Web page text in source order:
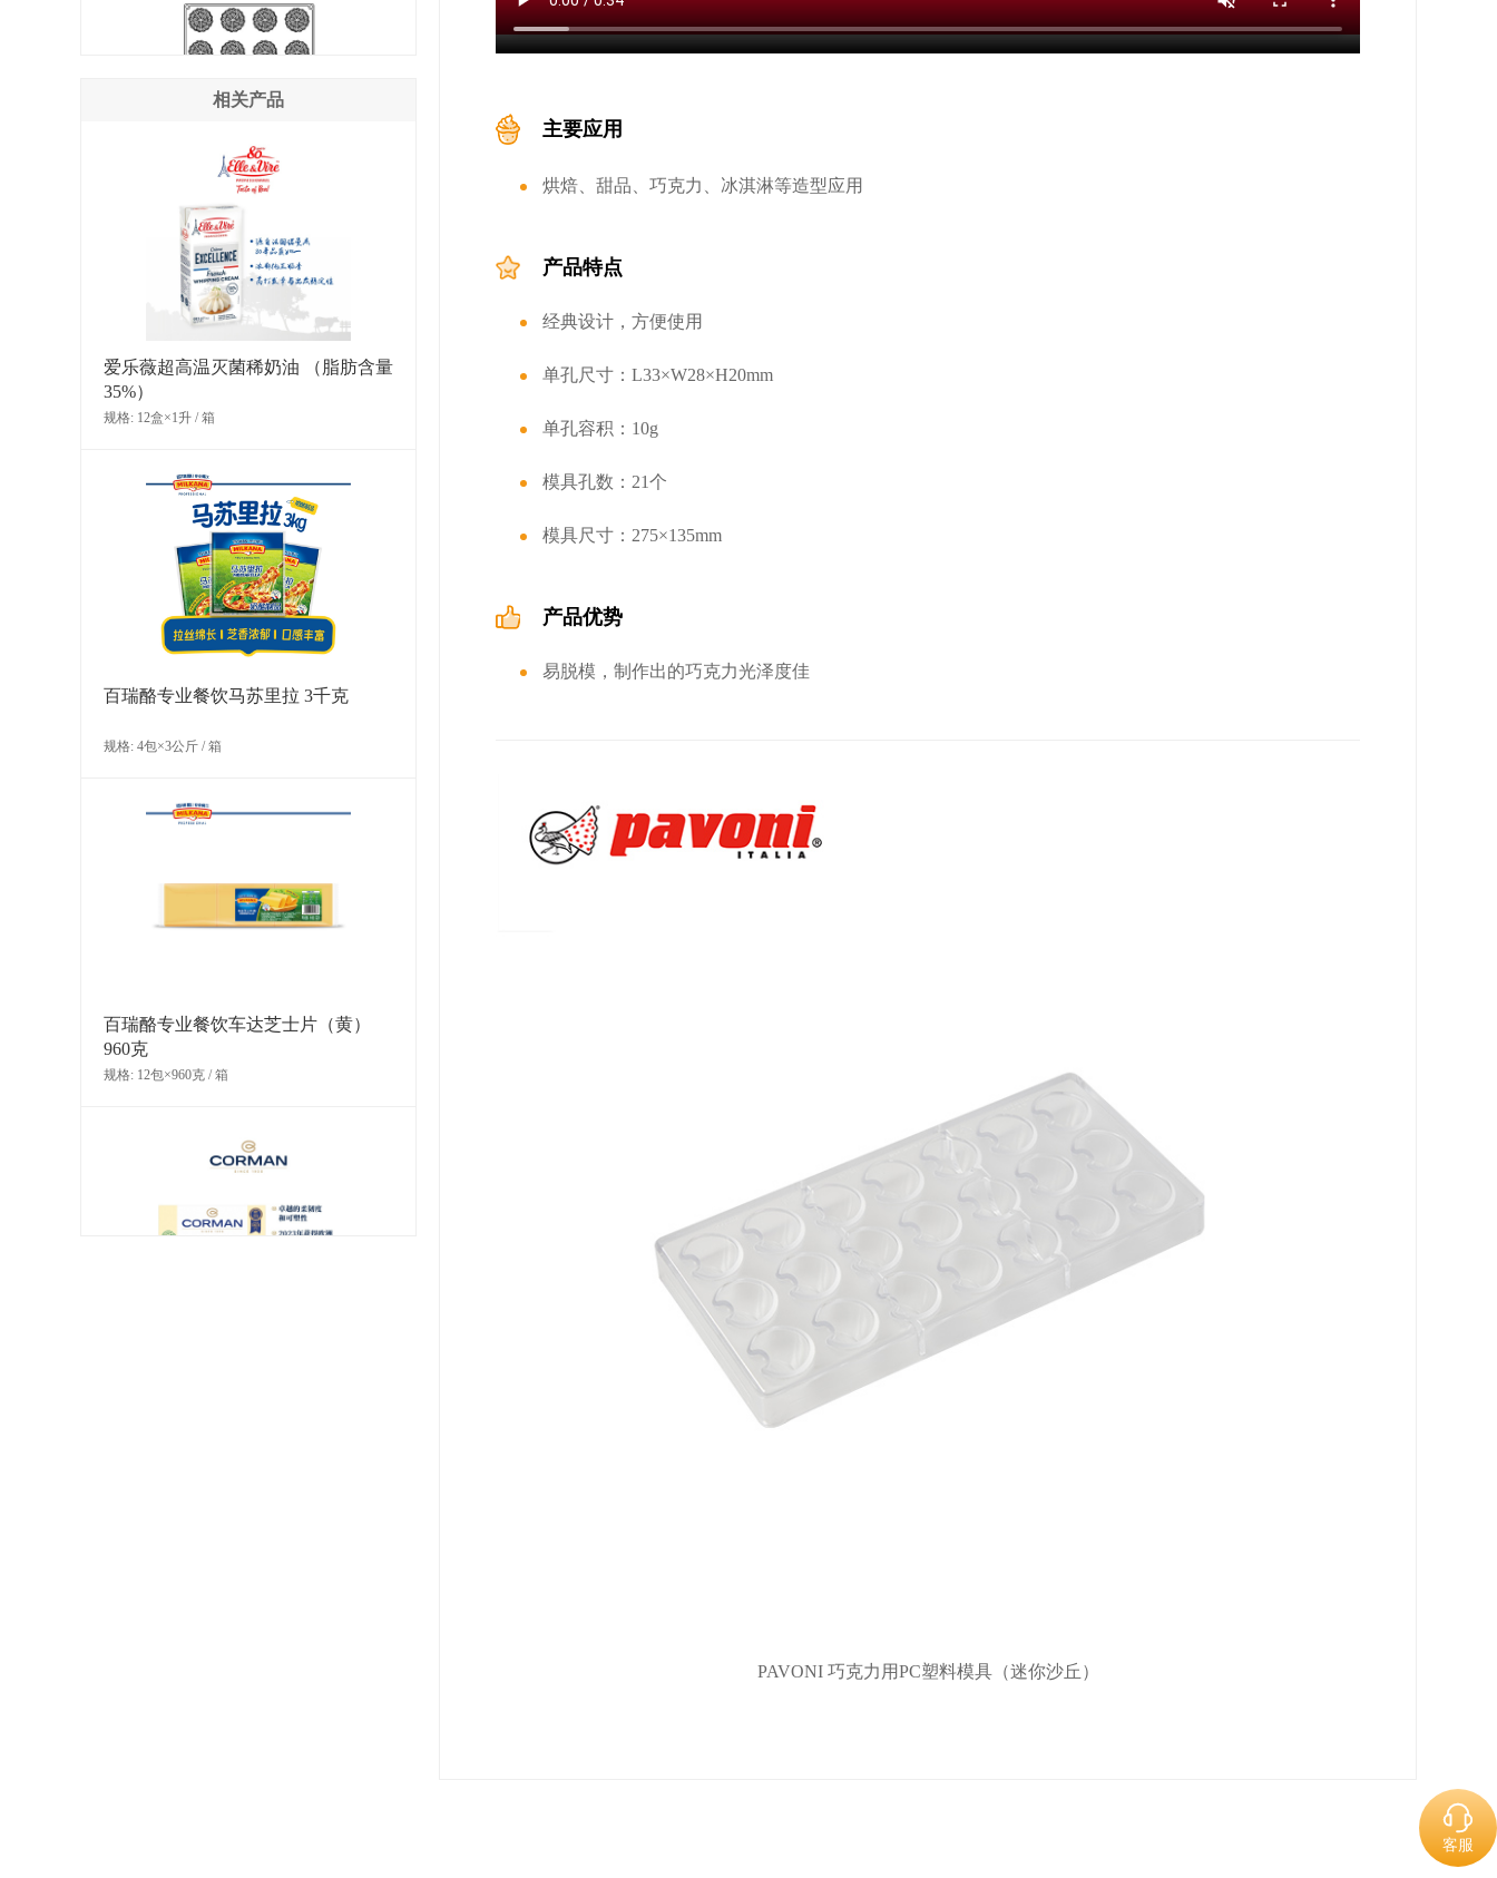
PAVONI 小蛋糕硅胶模具(圣多诺)
规格: 1个×0.507千克 / 箱
PAVONI 小蛋糕硅胶模具组合(玛格丽
规格: 1个×0.507千克 / 箱
PAVONI 小蛋糕硅胶模具(爱心)
规格: 1个×0.507千克 / 箱
PAVONI 小蛋糕硅胶模具(普朗特)
规格: 1个×0.507千克 / 箱
相关产品
爱乐薇超高温灭菌稀奶油 （脂肪含量
35%）
规格: 12盒×1升 / 箱
百瑞酪专业餐饮马苏里拉 3千克
规格: 4包×3公斤 / 箱
百瑞酪专业餐饮车达芝士片（黄）
960克
规格: 12包×960克 / 箱
主要应用
烘焙、甜品、巧克力、冰淇淋等造型应用
产品特点
经典设计，方便使用
单孔尺寸：L33×W28×H20mm
单孔容积：10g
模具孔数：21个
模具尺寸：275×135mm
产品优势
易脱模，制作出的巧克力光泽度佳
PAVONI 巧克力用PC塑料模具（迷你沙丘）
客服